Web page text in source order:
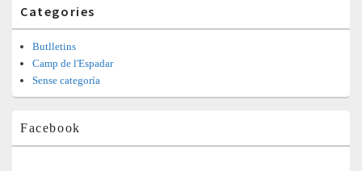
Categories
Butlletins
Camp de l'Espadar
Sense categoría
Facebook